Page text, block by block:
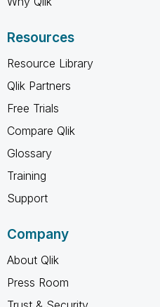
Resources
Resource Library
Qlik Partners
Free Trials
Compare Qlik
Glossary
Training
Support
Company
About Qlik
Press Room